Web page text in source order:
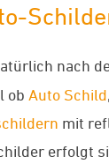
nach
ob Auto Schild
mit
erfolgt